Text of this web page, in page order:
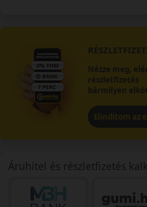
Nézze meg,
részletfizetés
bármilyen
Elindítom az
Áruhitel és részletfizetés